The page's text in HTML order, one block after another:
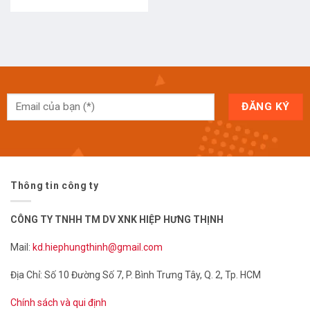
Thông tin công ty
CÔNG TY TNHH TM DV XNK HIỆP HƯNG THỊNH
Mail: kd.hiephungthinh@gmail.com
Địa Chỉ: Số 10 Đường Số 7, P. Bình Trưng Tây, Q. 2, Tp. HCM
Chính sách và qui định